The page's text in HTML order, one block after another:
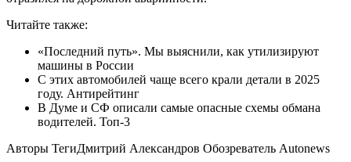
Читайте также:
«Последний путь». Мы выяснили, как утилизируют
машины в России
С этих автомобилей чаще всего крали детали в 2025
году. Антирейтинг
В Думе и СФ описали самые опасные схемы обмана
водителей. Топ-3
Авторы ТегиДмитрий Александров Обозреватель Autonews